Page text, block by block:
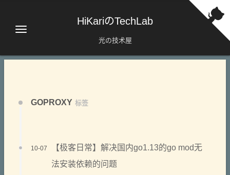
HiKariのTechLab
光の技术屋
GOPROXY 标签
【极客日常】解决国内go1.13的go mod无
法安装依赖的问题
10-07